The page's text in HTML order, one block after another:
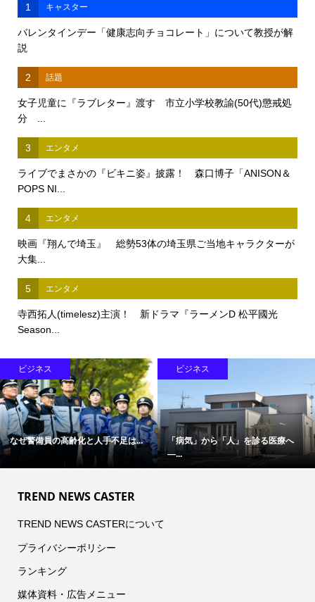
1 キャスター
バレンタインデー「健康志向チョコレート」について教授が解
説
2 話題
女子児童に『ラブレター』渡す 市立小学校教諭(50代)懲戒処
分 ...
3 エンタメ
ライブでまさかの『ビキニ姿』披露！ 森口博子「ANISON＆
POPS NI...
4 エンタメ
映画『翔んで埼玉』 総勢53体の埼玉県ご当地キャラクターが
大集...
5 エンタメ
寺西拓人(timelesz)主演！ 新ドラマ『ラーメンD 松平國光
Season...
ビジネス
なぜ警備員の高齢化と人手不足は...
ビジネス
「病気」から「人」を診る医療へ
―...
TREND NEWS CASTER
TREND NEWS CASTERについて
プライバシーポリシー
ランキング
媒体資料・広告メニュー